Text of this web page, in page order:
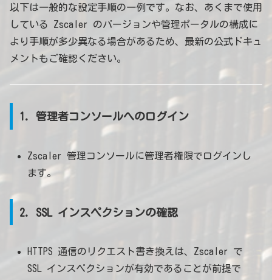
以下は一般的な設定手順の一例です。なお、あくまで使用
している Zscaler のバージョンや管理ポータルの構成に
より手順が多少異なる場合があるため、最新の公式ドキュ
メントもご確認ください。
1. 管理者コンソールへのログイン
Zscaler 管理コンソールに管理者権限でログインし
ます。
2. SSL インスペクションの確認
HTTPS 通信のリクエスト書き換えは、Zscaler で
SSL インスペクションが有効であることが前提で